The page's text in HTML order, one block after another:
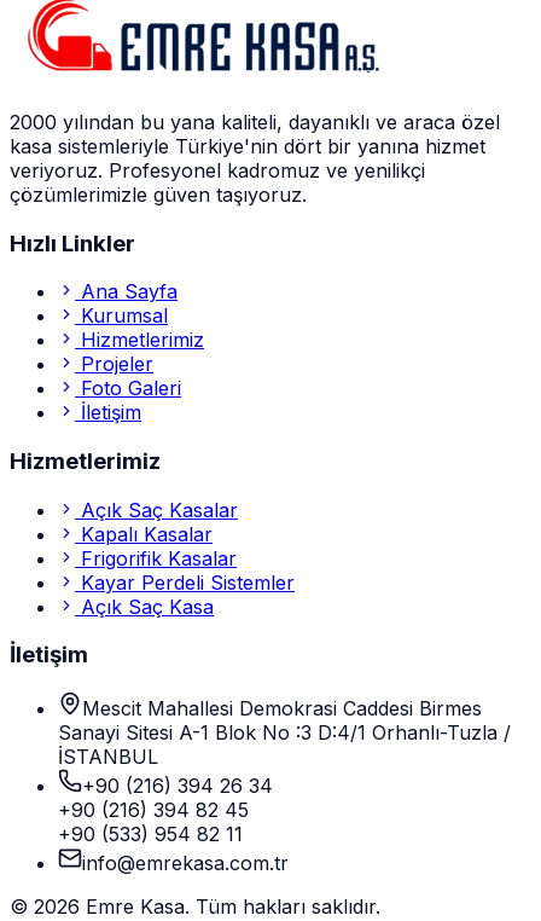
2000 yılından bu yana kaliteli, dayanıklı ve araca özel
kasa sistemleriyle Türkiye'nin dört bir yanına hizmet
veriyoruz. Profesyonel kadromuz ve yenilikçi
çözümlerimizle güven taşıyoruz.
Hızlı Linkler
Ana Sayfa
Kurumsal
Hizmetlerimiz
Projeler
Foto Galeri
İletişim
Hizmetlerimiz
Açık Saç Kasalar
Kapalı Kasalar
Frigorifik Kasalar
Kayar Perdeli Sistemler
Açık Saç Kasa
İletişim
Mescit Mahallesi Demokrasi Caddesi Birmes
Sanayi Sitesi A-1 Blok No :3 D:4/1 Orhanlı-Tuzla /
İSTANBUL
+90 (216) 394 26 34
+90 (216) 394 82 45
+90 (533) 954 82 11
info@emrekasa.com.tr
© 2026 Emre Kasa. Tüm hakları saklıdır.